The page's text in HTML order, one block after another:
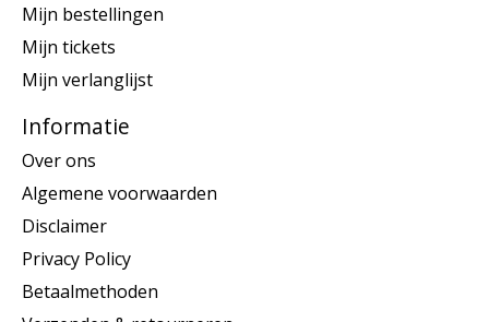
Mijn bestellingen
Mijn tickets
Mijn verlanglijst
Informatie
Over ons
Algemene voorwaarden
Disclaimer
Privacy Policy
Betaalmethoden